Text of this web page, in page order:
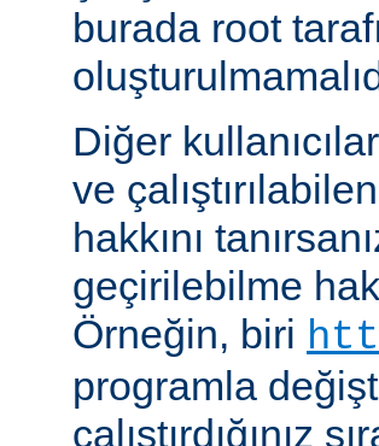
burada root
Diğer
ve
hakkını
geçirilebilme
Örneğin, biri
programla
çalıştırdığınız